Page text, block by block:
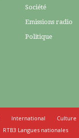
Société
Emissions radio
Politique
International Culture
RTB3 Langues nationales